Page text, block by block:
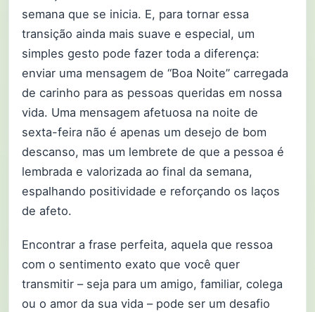
semana que se inicia. E, para tornar essa
transição ainda mais suave e especial, um
simples gesto pode fazer toda a diferença:
enviar uma mensagem de “Boa Noite” carregada
de carinho para as pessoas queridas em nossa
vida. Uma mensagem afetuosa na noite de
sexta-feira não é apenas um desejo de bom
descanso, mas um lembrete de que a pessoa é
lembrada e valorizada ao final da semana,
espalhando positividade e reforçando os laços
de afeto.
Encontrar a frase perfeita, aquela que ressoa
com o sentimento exato que você quer
transmitir – seja para um amigo, familiar, colega
ou o amor da sua vida – pode ser um desafio